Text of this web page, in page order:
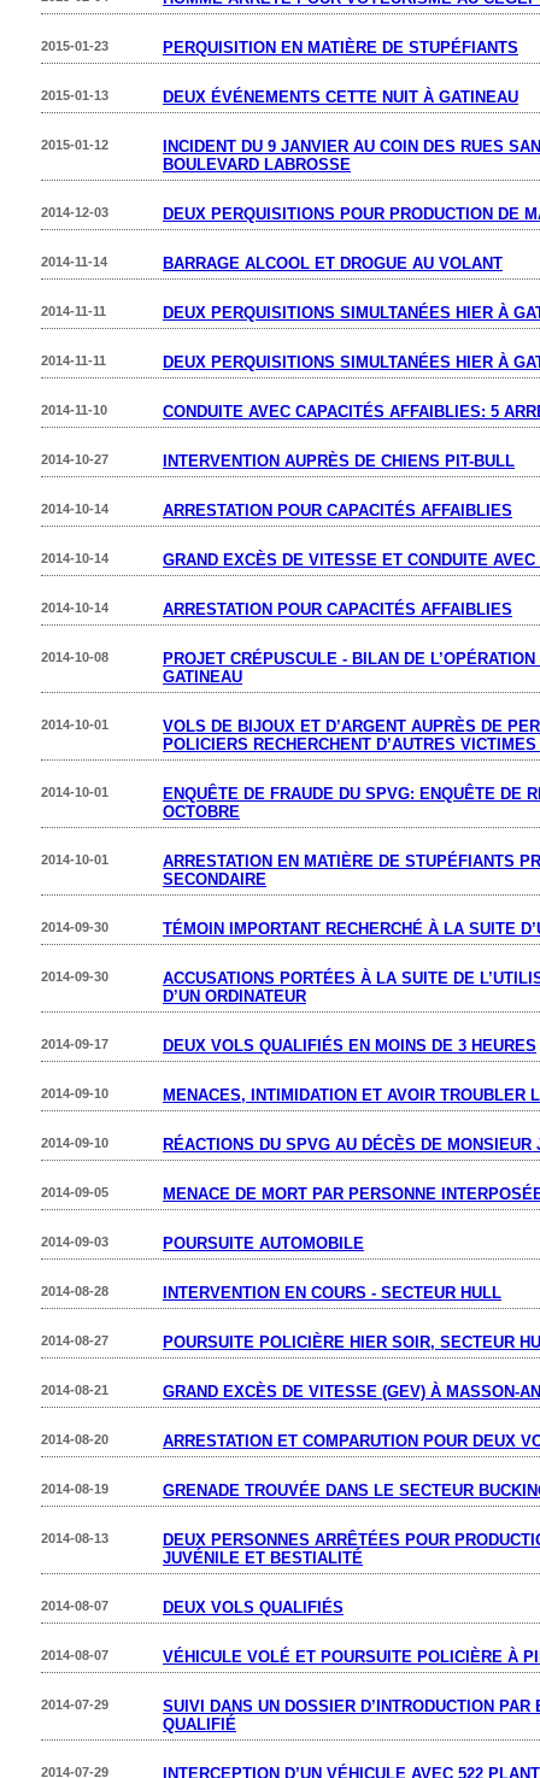
PERQUISITION EN MATIÈRE DE STUPÉFIANTS
2015-01-23
DEUX ÉVÉNEMENTS CETTE NUIT À GATINEAU
2015-01-13
INCIDENT DU 9 JANVIER AU COIN DES RUES
BOULEVARD LABROSSE
2015-01-12
DEUX PERQUISITIONS POUR PRODUCTION DE
2014-12-03
BARRAGE ALCOOL ET DROGUE AU VOLANT
2014-11-14
DEUX PERQUISITIONS SIMULTANÉES HIER À
2014-11-11
DEUX PERQUISITIONS SIMULTANÉES HIER À
2014-11-11
CONDUITE AVEC CAPACITÉS AFFAIBLIES: 5
2014-11-10
INTERVENTION AUPRÈS DE CHIENS PIT-BULL
2014-10-27
ARRESTATION POUR CAPACITÉS AFFAIBLIES
2014-10-14
GRAND EXCÈS DE VITESSE ET CONDUITE
2014-10-14
ARRESTATION POUR CAPACITÉS AFFAIBLIES
2014-10-14
PROJET CRÉPUSCULE - BILAN DE
GATINEAU
2014-10-08
VOLS DE BIJOUX ET D’ARGENT AUPRÈS DE
POLICIERS RECHERCHENT D’AUTRES
2014-10-01
ENQUÊTE DE FRAUDE DU SPVG: ENQUÊTE DE
OCTOBRE
2014-10-01
ARRESTATION EN MATIÈRE DE STUPÉFIANTS
SECONDAIRE
2014-10-01
TÉMOIN IMPORTANT RECHERCHÉ À LA SUITE
2014-09-30
ACCUSATIONS PORTÉES À LA SUITE DE
D’UN ORDINATEUR
2014-09-30
DEUX VOLS QUALIFIÉS EN MOINS DE 3 HEURES
2014-09-17
MENACES, INTIMIDATION ET AVOIR TROUBLER
2014-09-10
RÉACTIONS DU SPVG AU DÉCÈS DE MONSIEUR
2014-09-10
MENACE DE MORT PAR PERSONNE
2014-09-05
POURSUITE AUTOMOBILE
2014-09-03
INTERVENTION EN COURS - SECTEUR HULL
2014-08-28
POURSUITE POLICIÈRE HIER SOIR, SECTEUR
2014-08-27
GRAND EXCÈS DE VITESSE (GEV) À MASSON-
2014-08-21
ARRESTATION ET COMPARUTION POUR DEUX
2014-08-20
GRENADE TROUVÉE DANS LE SECTEUR
2014-08-19
DEUX PERSONNES ARRÊTÉES POUR
JUVÉNILE ET BESTIALITÉ
2014-08-13
DEUX VOLS QUALIFIÉS
2014-08-07
VÉHICULE VOLÉ ET POURSUITE POLICIÈRE À
2014-08-07
SUIVI DANS UN DOSSIER D’INTRODUCTION
QUALIFIÉ
2014-07-29
INTERCEPTION D’UN VÉHICULE AVEC 522
2014-07-29